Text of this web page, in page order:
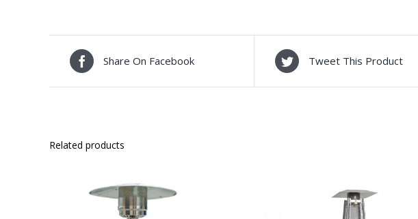
Share On Facebook Tweet This Product
Related products